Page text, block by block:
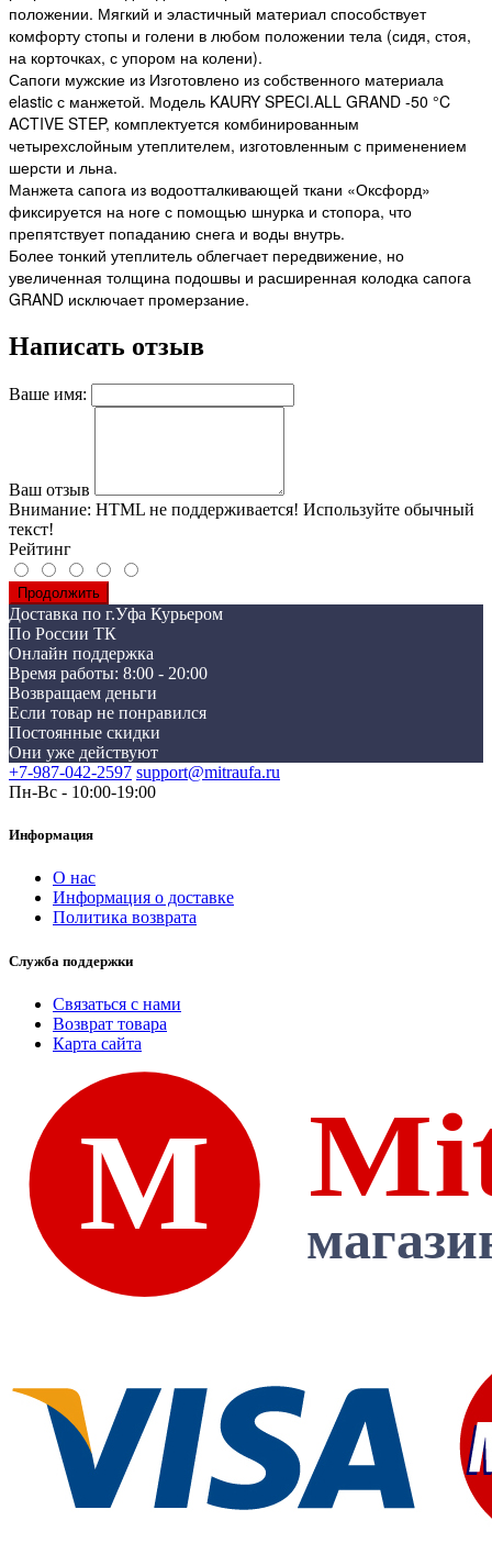
положении. Мягкий и эластичный материал способствует
комфорту стопы и голени в любом положении тела (сидя, стоя,
на корточках, с упором на колени).
Сапоги мужские из Изготовлено из собственного материала
elastic с манжетой. Модель KAURY SPECI.ALL GRAND -50 °C
ACTIVE STEP, комплектуется комбинированным
четырехслойным утеплителем, изготовленным с применением
шерсти и льна.
Манжета сапога из водоотталкивающей ткани «Оксфорд»
фиксируется на ноге с помощью шнурка и стопора, что
препятствует попаданию снега и воды внутрь.
Более тонкий утеплитель облегчает передвижение, но
увеличенная толщина подошвы и расширенная колодка сапога
GRAND исключает промерзание.
Написать отзыв
Ваше имя:
Ваш отзыв
Внимание: HTML не поддерживается! Используйте обычный
текст!
Рейтинг
Продолжить
Доставка по г.Уфа Курьером
По России ТК
Онлайн поддержка
Время работы: 8:00 - 20:00
Возвращаем деньги
Если товар не понравился
Постоянные скидки
Они уже действуют
+7-987-042-2597 support@mitraufa.ru
Пн-Вс - 10:00-19:00
Информация
О нас
Информация о доставке
Политика возврата
Служба поддержки
Связаться с нами
Возврат товара
Карта сайта